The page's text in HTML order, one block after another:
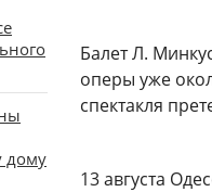
дому
Балет Л.
оперы уже
спектакля
13 августа